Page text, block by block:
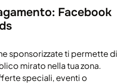
Facebook
sponsorizzate ti permette di
mirato nella tua zona.
speciali, eventi o